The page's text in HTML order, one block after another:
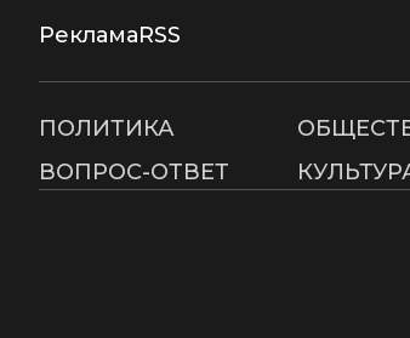
РекламаRSS
ПОЛИТИКА
ВОПРОС-ОТВЕТ